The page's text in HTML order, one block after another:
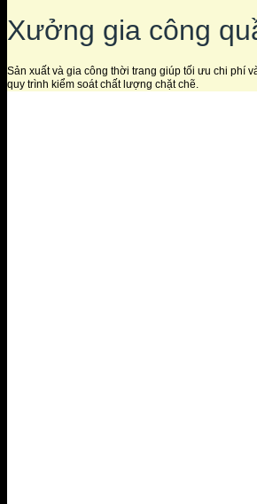
Xưởng gia công
Sản xuất và gia công thời trang giúp tối ưu chi phí
quy trình kiểm soát chất lượng chặt chẽ.